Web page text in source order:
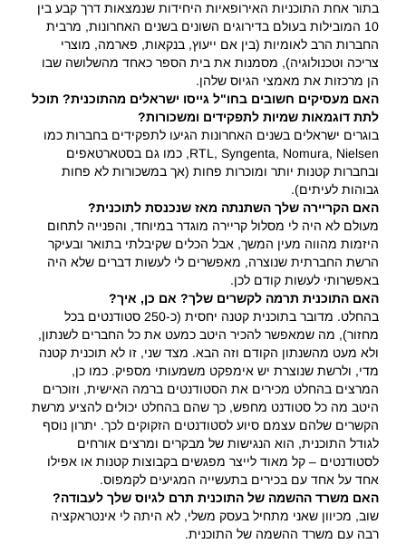
בתור אחת התוכניות האירופאיות היחידות שנמצאות דרך קבע בין
10 המובילות בעולם בדירוגים השונים בשנים האחרונות, מרבית
החברות הרב לאומיות (בין אם ייעוץ, בנקאות, פארמה, מוצרי
צריכה וטכנולוגיה), מסמנות את בית הספר כאחד מהשלושה שבו
הן מרכזות את מאמצי הגיוס שלהן.
האם מעסיקים חשובים בחו"ל גייסו ישראלים מהתוכנית? תוכל
לתת דוגמאות שמיות לתפקידים ומשכורות?
בוגרים ישראלים בשנים האחרונות הגיעו לתפקידים בחברות כמו
RTL, Syngenta, Nomura, Nielsen, כמו גם בסטארטאפים
ובחברות קטנות יותר ומוכרות פחות (אך במשכורות לא פחות
גבוהות לעיתים).
האם הקריירה שלך השתנתה מאז שנכנסת לתוכנית?
מעולם לא היה לי מסלול קריירה מוגדר במיוחד, והפנייה לתחום
היזמות מהווה מעין המשך, אבל הכלים שקיבלתי בתואר ובעיקר
הרשת החברתית שנוצרה, מאפשרים לי לעשות דברים שלא היה
באפשרותי לעשות קודם לכן.
האם התוכנית תרמה לקשרים שלך? אם כן, איך?
בהחלט. מדובר בתוכנית קטנה יחסית (כ-250 סטודנטים בכל
מחזור), מה שמאפשר להכיר היטב כמעט את כל החברים לשנתון,
ולא מעט מהשנתון הקודם וזה הבא. מצד שני, זו לא תוכנית קטנה
מדי, ולרשת שנוצרת יש אימפקט משמעותי מספיק. כמו כן,
המרצים בהחלט מכירים את הסטודנטים ברמה האישית, וזוכרים
היטב מה כל סטודנט מחפש, כך שהם בהחלט יכולים להציע מרשת
הקשרים שלהם עצמם סיוע לסטודנטים הזקוקים לכך. יתרון נוסף
לגודל התוכנית, הוא הנגישות של מבקרים ומרצים אורחים
לסטודנטים – קל מאוד לייצר מפגשים בקבוצות קטנות או אפילו
אחד על אחד עם בכירים בתעשייה המגיעים לקמפוס.
האם משרד ההשמה של התוכנית תרם לגיוס שלך לעבודה?
שוב, מכיוון שאני מתחיל בעסק משלי, לא היתה לי אינטראקציה
רבה עם משרד ההשמה של התוכנית.